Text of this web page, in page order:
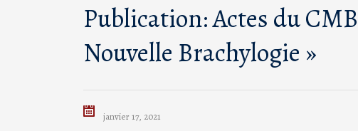
Publication: Actes du
Nouvelle Brachylogie »
janvier 17, 2021